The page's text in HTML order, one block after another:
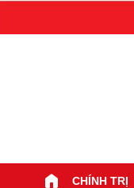
CHÍNH TRỊ